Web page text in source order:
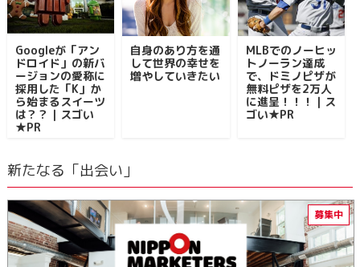
Googleが「アン
ドロイド」の新バ
ージョンの愛称に
採用した「K」か
ら始まるスイーツ
は？？｜スゴい
★PR
自身のあり方を通
して世界の幸せを
増やしていきたい
MLBでのノーヒッ
トノーラン達成
で、ドミノピザが
無料ピザを2万人
に進呈！！！｜ス
ゴい★PR
新たなる「出会い」